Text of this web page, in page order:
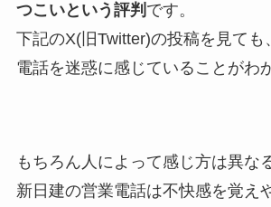
つこいという評判 です。
下記のX(旧Twitter)の投稿を見ても
電話を迷惑に感じていることがわ
もちろん人によって感じ方は異な
新日建の営業電話は不快感を覚え